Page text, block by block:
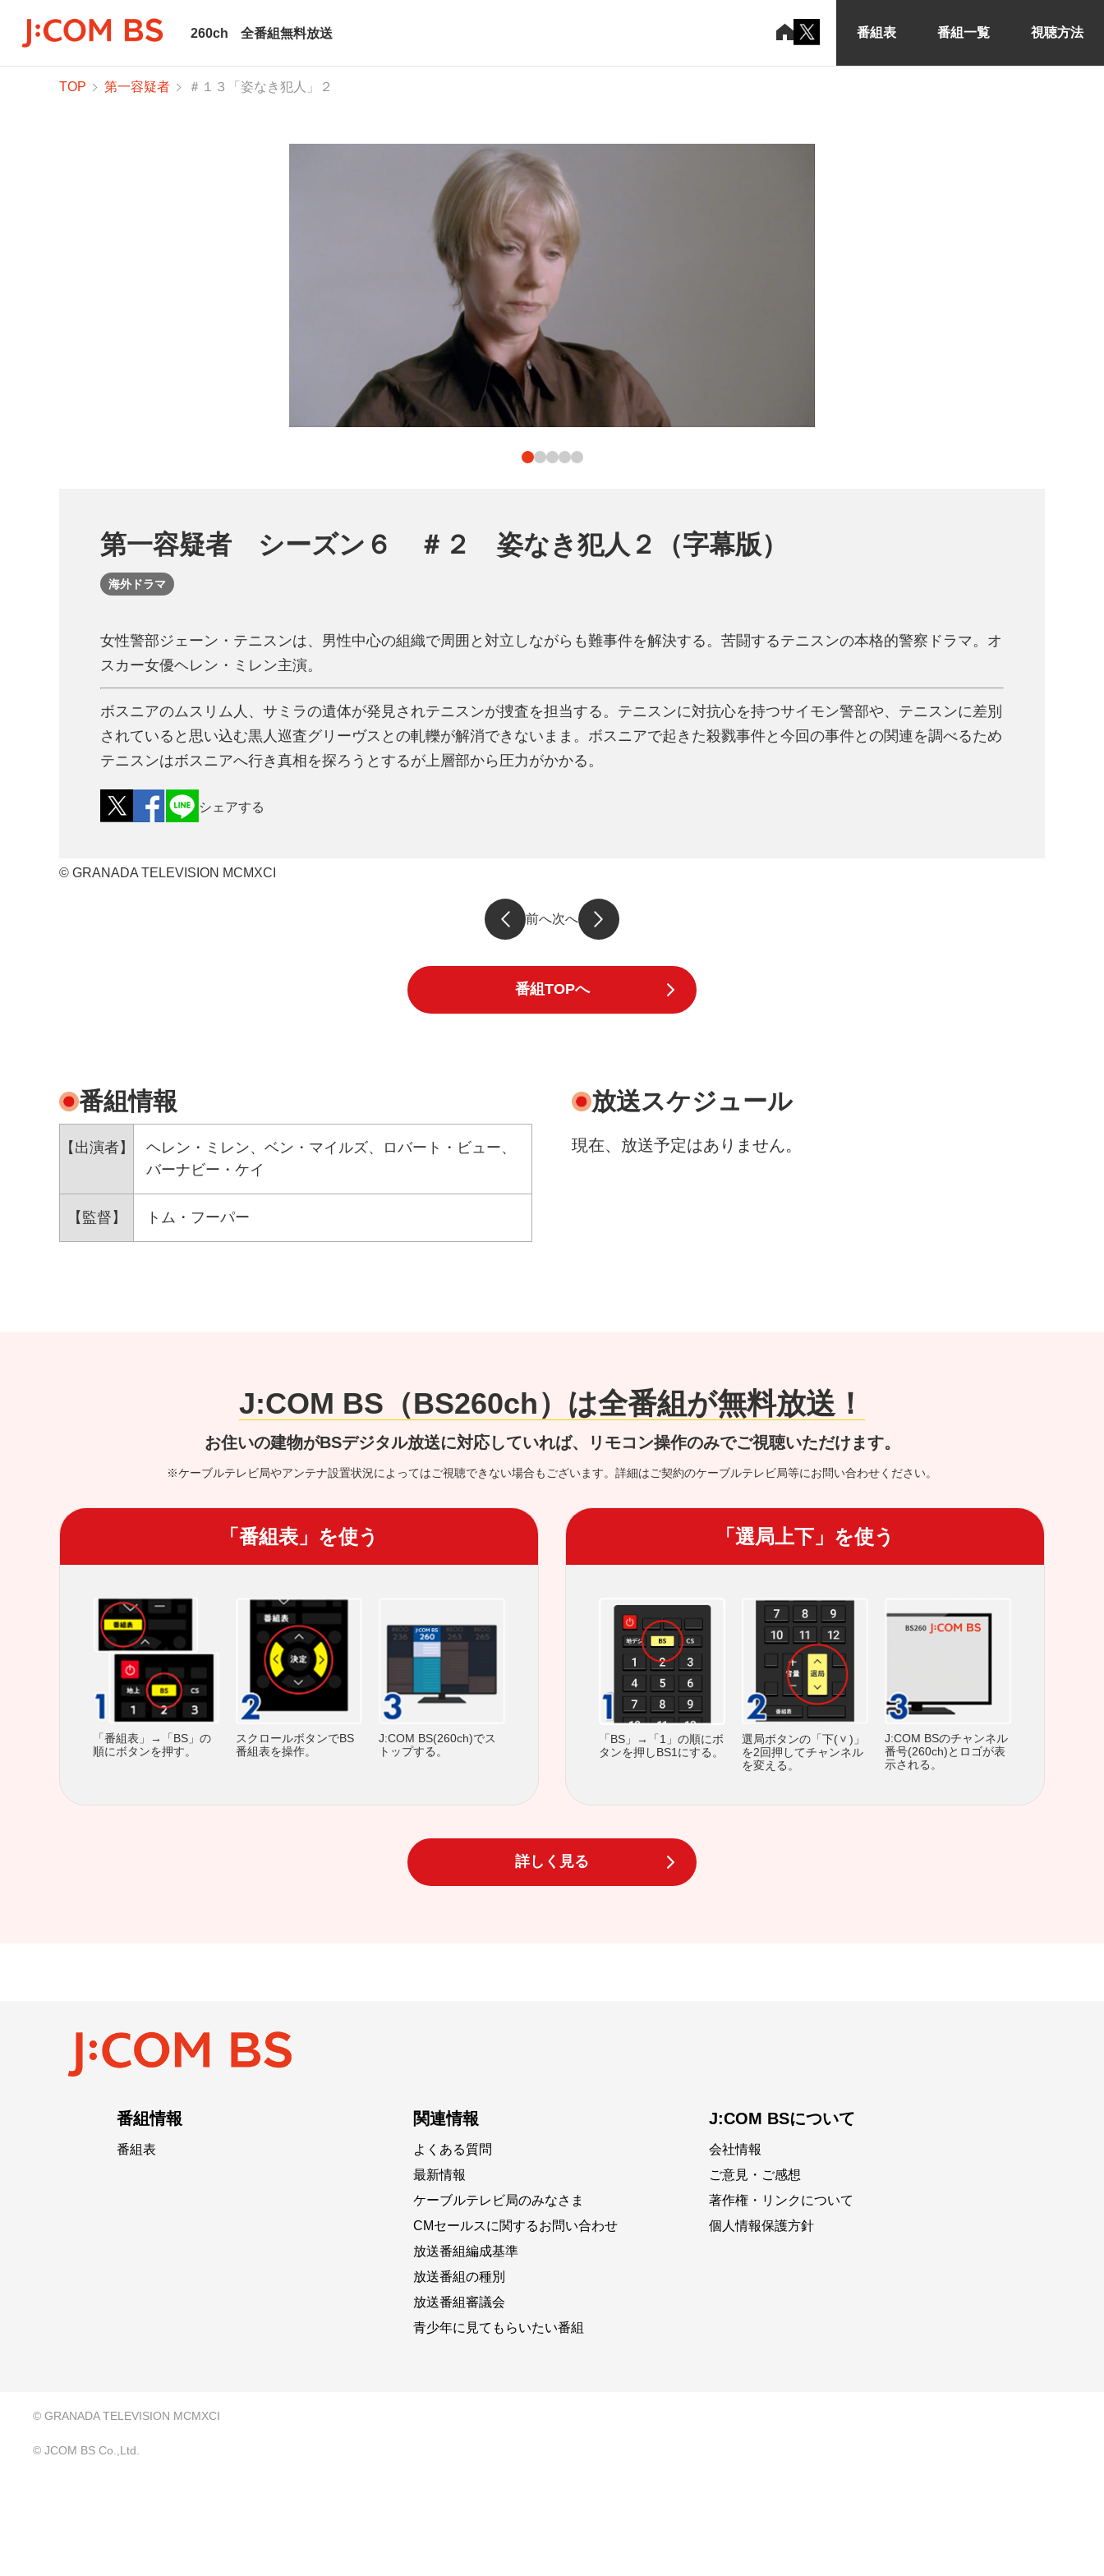
260ch 全番組無料放送 番組表 番組一覧 視聴方法
TOP 第一容疑者 ＃１３「姿なき犯人」２
第一容疑者 シーズン６ ＃２ 姿なき犯人２（字幕版）
海外ドラマ
女性警部ジェーン・テニスンは、男性中心の組織で周囲と対立しながらも難事件を解決する。苦闘するテニスンの本格的警察ドラマ。オ
スカー女優ヘレン・ミレン主演。
ボスニアのムスリム人、サミラの遺体が発見されテニスンが捜査を担当する。テニスンに対抗心を持つサイモン警部や、テニスンに差別
されていると思い込む黒人巡査グリーヴスとの軋轢が解消できないまま。ボスニアで起きた殺戮事件と今回の事件との関連を調べるため
テニスンはボスニアへ行き真相を探ろうとするが上層部から圧力がかかる。
シェアする
© GRANADA TELEVISION MCMXCI
前へ次へ
番組TOPへ
番組情報
【出演者】
ヘレン・ミレン、ベン・マイルズ、ロバート・ビュー、
バーナビー・ケイ
【監督】 トム・フーパー
放送スケジュール
現在、放送予定はありません。
J:COM BS（BS260ch）は全番組が無料放送！
お住いの建物がBSデジタル放送に対応していれば、リモコン操作のみでご視聴いただけます。
※ケーブルテレビ局やアンテナ設置状況によってはご視聴できない場合もございます。詳細はご契約のケーブルテレビ局等にお問い合わせください。
「番組表」を使う
「番組表」→「BS」の
順にボタンを押す。
スクロールボタンでBS
番組表を操作。
J:COM BS(260ch)でス
トップする。
「選局上下」を使う
「BS」→「1」の順にボ
タンを押しBS1にする。
選局ボタンの「下(
)」
を2回押してチャンネル
を変える。
J:COM BSのチャンネル
番号(260ch)とロゴが表
示される。
詳しく見る
番組情報
番組表
関連情報
よくある質問
最新情報
ケーブルテレビ局のみなさま
CMセールスに関するお問い合わせ
放送番組編成基準
放送番組の種別
放送番組審議会
青少年に見てもらいたい番組
J:COM BSについて
会社情報
ご意見・ご感想
著作権・リンクについて
個人情報保護方針
© GRANADA TELEVISION MCMXCI
© JCOM BS Co.,Ltd.